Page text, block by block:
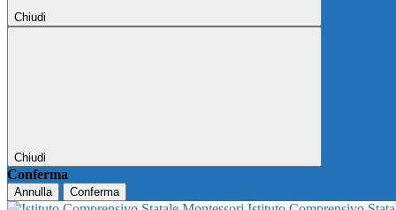
Chiudi
Chiudi
Conferma
Annulla Conferma